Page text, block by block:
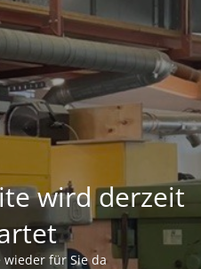
wird derzeit
für Sie da